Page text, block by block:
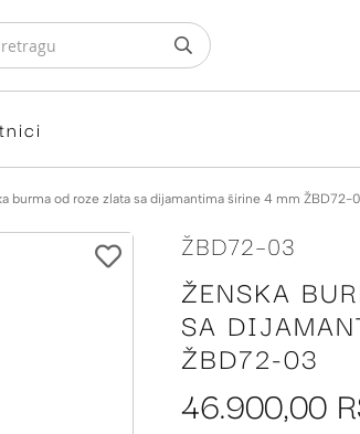
burma od roze zlata sa dijamantima širine 4 mm ŽBD72-
ŽENSKA
SA
ŽBD72-03
ŽBD72-03
46.900,00